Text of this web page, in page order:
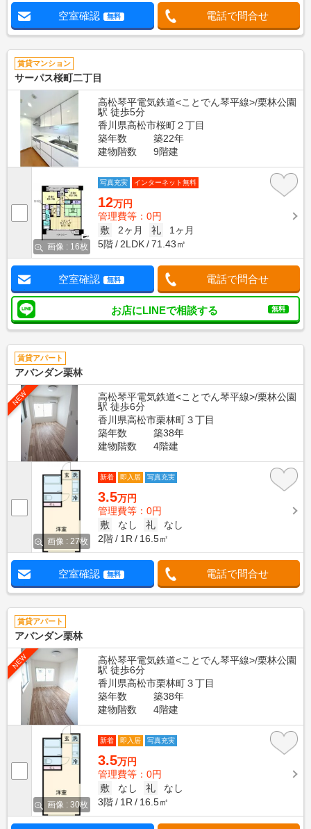
空室確認 無料 電話で問合せ
賃貸マンション
サーパス桜町二丁目
高松琴平電気鉄道<ことでん琴平線>/栗林公園
駅 徒歩5分
香川県高松市桜町２丁目
築年数
築22年
建物階数
9階建
画像 : 16枚
写真充実 インターネット無料
12万円
管理費等：0円
敷
2ヶ月 礼
1ヶ月
5階
2LDK 71.43㎡
空室確認 無料 電話で問合せ
お店にLINEで相談する 無料
賃貸アパート
アバンダン栗林
NEW
高松琴平電気鉄道<ことでん琴平線>/栗林公園
駅 徒歩6分
香川県高松市栗林町３丁目
築年数
築38年
建物階数
4階建
画像 : 27枚
新着 即入居 写真充実
3.5万円
管理費等：0円
敷
なし 礼
なし
2階
1R 16.5㎡
空室確認 無料 電話で問合せ
賃貸アパート
アバンダン栗林
NEW
高松琴平電気鉄道<ことでん琴平線>/栗林公園
駅 徒歩6分
香川県高松市栗林町３丁目
築年数
築38年
建物階数
4階建
画像 : 30枚
新着 即入居 写真充実
3.5万円
管理費等：0円
敷
なし 礼
なし
3階
1R 16.5㎡